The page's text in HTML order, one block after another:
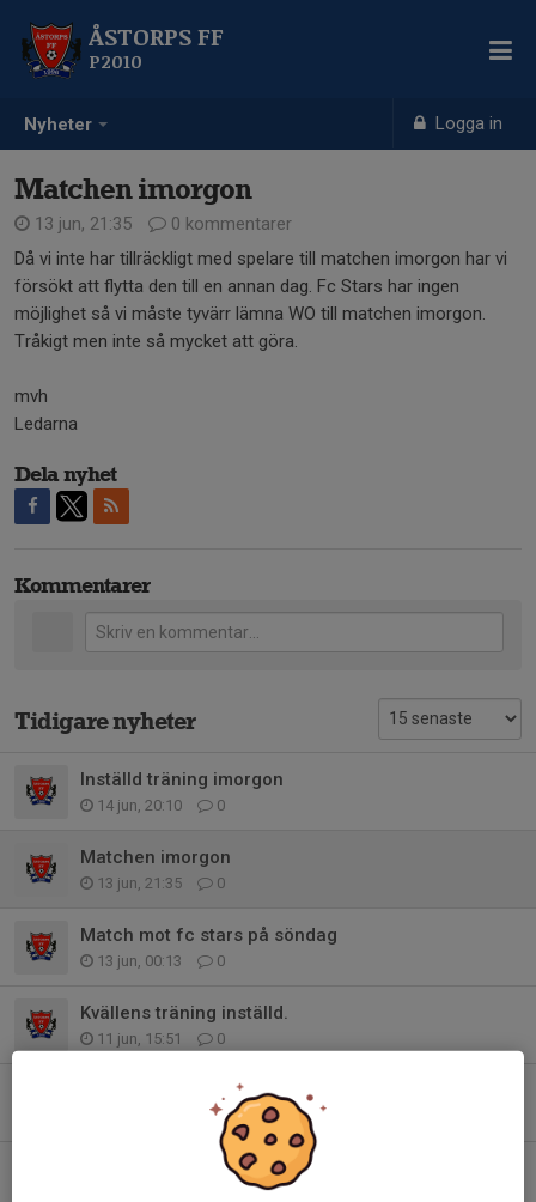
Nyheter Logga in
ÅSTORPS FF
P2010
Matchen imorgon
13 jun, 21:35
0 kommentarer
Då vi inte har tillräckligt med spelare till matchen imorgon har vi
försökt att flytta den till en annan dag. Fc Stars har ingen
möjlighet så vi måste tyvärr lämna WO till matchen imorgon.
Tråkigt men inte så mycket att göra.
mvh
Ledarna
Dela nyhet
Kommentarer
Tidigare nyheter
Inställd träning imorgon
14 jun, 20:10 0
Matchen imorgon
13 jun, 21:35 0
Match mot fc stars på söndag
13 jun, 00:13 0
Kvällens träning inställd.
11 jun, 15:51 0
Samlingstid Kävlinge
0
Ingen träning idag